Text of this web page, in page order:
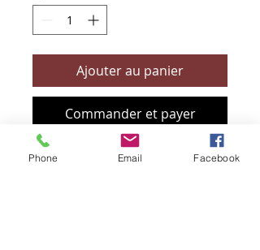
Ajouter au panier
Commander et payer
Phone Email Facebook